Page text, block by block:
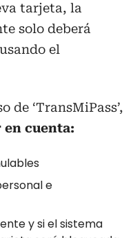
tarjeta, la
solo deberá
el
de ‘TransMiPass’,
en cuenta:
e
y si el sistema